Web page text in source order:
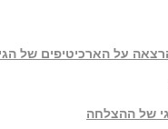
על הארכיטיפים של
של ההצלחה